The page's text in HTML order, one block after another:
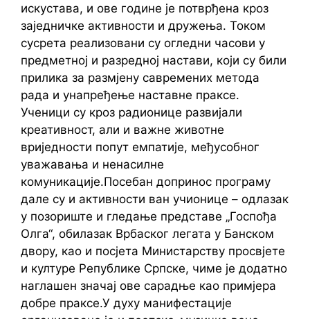
искустава, и ове године је потврђена кроз
заједничке активности и дружења. Током
сусрета реализовани су огледни часови у
предметној и разредној настави, који су били
прилика за размјену савремених метода
рада и унапређење наставне праксе.
Ученици су кроз радионице развијали
креативност, али и важне животне
вриједности попут емпатије, међусобног
уважавања и ненасилне
комуникације.Посебан допринос програму
дале су и активности ван учионице – одлазак
у позориште и гледање представе „Госпођа
Олга“, обилазак Врбаског легата у Банском
двору, као и посјета Министарству просвјете
и културе Републике Српске, чиме је додатно
наглашен значај ове сарадње као примјера
добре праксе.У духу манифестације